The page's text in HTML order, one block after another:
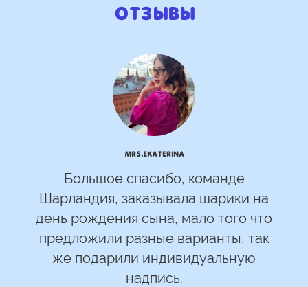
Отзывы
mrs.Ekaterina
Большое спасибо, команде
Шарландия, заказывала шарики на
день рождения сына, мало того что
предложили разные варианты, так
же подарили индивидуальную
надпись.